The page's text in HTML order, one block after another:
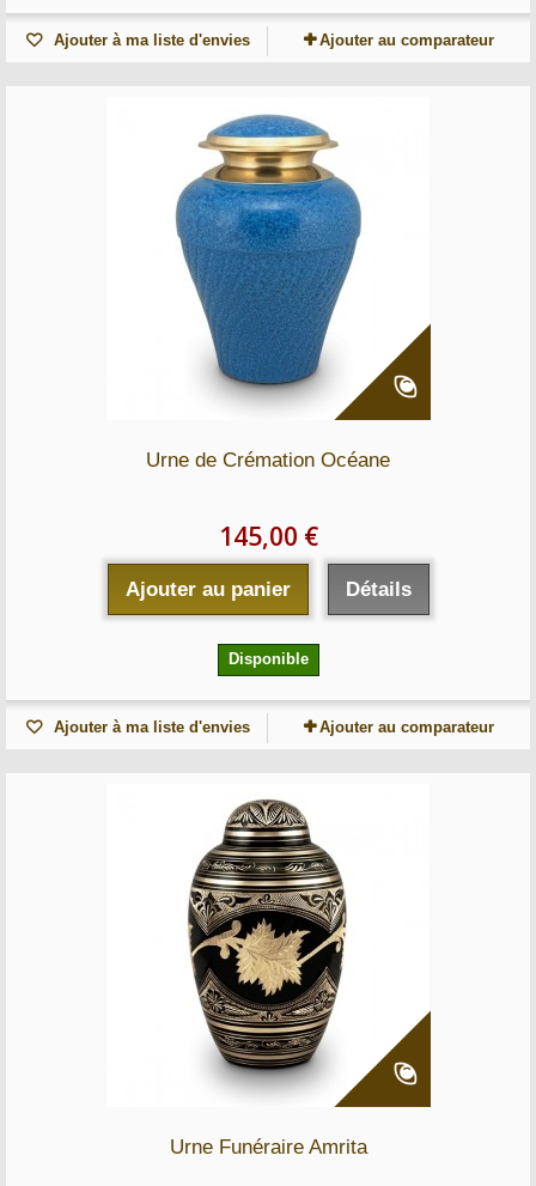
Ajouter à ma liste d'envies Ajouter au comparateur
Urne de Crémation Océane
145,00 €
Ajouter au panier Détails
Disponible
Ajouter à ma liste d'envies Ajouter au comparateur
Urne Funéraire Amrita